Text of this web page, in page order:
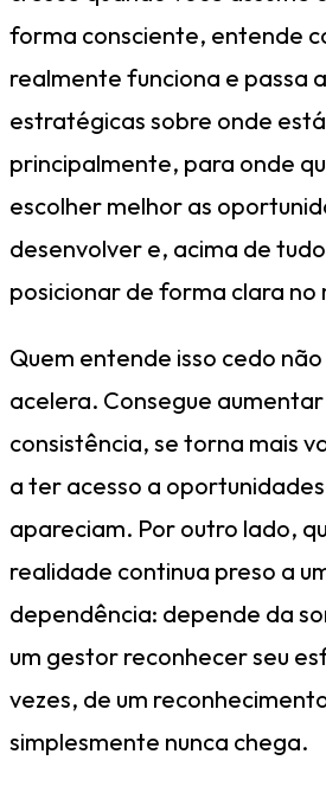
forma consciente, entende
realmente funciona e passa
estratégicas sobre onde
principalmente, para onde
escolher melhor as
desenvolver e, acima de
posicionar de forma clara no
Quem entende isso cedo
acelera. Consegue
consistência, se torna mais
a ter acesso a
apareciam. Por outro lado,
realidade continua preso a
dependência: depende da
um gestor reconhecer seu
vezes, de um
simplesmente nunca chega.